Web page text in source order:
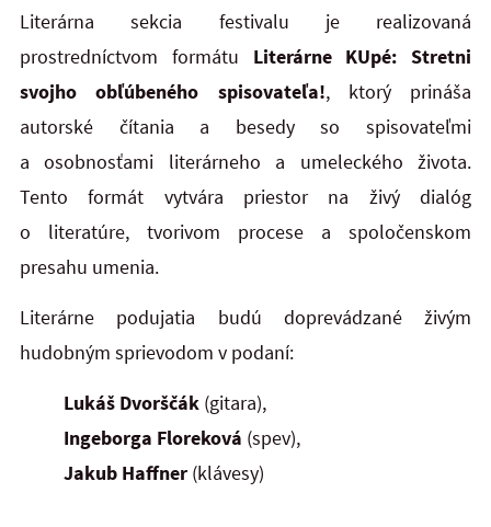
Literárna sekcia festivalu je realizovaná
prostredníctvom formátu Literárne KUpé: Stretni
svojho obľúbeného spisovateľa!, ktorý prináša
autorské čítania a besedy so spisovateľmi
a osobnosťami literárneho a umeleckého života.
Tento formát vytvára priestor na živý dialóg
o literatúre, tvorivom procese a spoločenskom
presahu umenia.
Literárne podujatia budú doprevádzané živým
hudobným sprievodom v podaní:
Lukáš Dvorščák (gitara),
Ingeborga Floreková (spev),
Jakub Haffner (klávesy)